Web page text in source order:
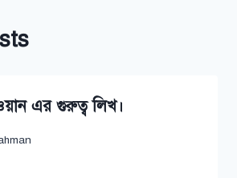
এর গুরুত্ব লিখ।